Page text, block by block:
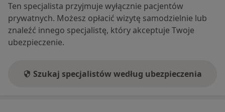
Ten specjalista przyjmuje wyłącznie pacjentów
prywatnych. Możesz opłacić wizytę samodzielnie lub
znaleźć innego specjalistę, który akceptuje Twoje
ubezpieczenie.
Szukaj specjalistów według ubezpieczenia